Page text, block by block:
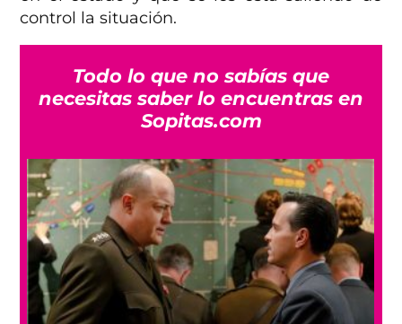
control la situación.
Todo lo que no sabías que
necesitas saber lo encuentras en
Sopitas.com